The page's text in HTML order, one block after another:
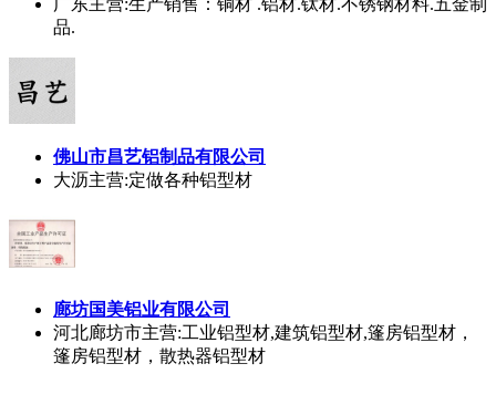
广东主营:生产销售：铜材 .铝材.钛材.不锈钢材料.五金制
品.
佛山市昌艺铝制品有限公司
大沥主营:定做各种铝型材
廊坊国美铝业有限公司
河北廊坊市主营:工业铝型材,建筑铝型材,篷房铝型材，
篷房铝型材，散热器铝型材